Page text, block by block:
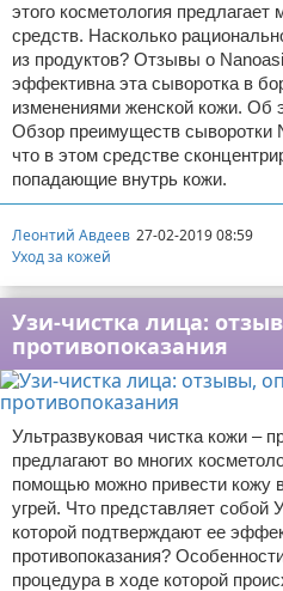
этого косметология
средств. Насколько
из продуктов? Отзывы о
эффективна эта сыворотка в
изменениями женской кожи. Об
Обзор преимуществ сыворотки
что в этом средстве
попадающие внутрь кожи.
Леонтий Авдеев 27-02-2019 08:59
Уход за кожей
Узи-чистка лица:
противопоказания
Ультразвуковая чистка кожи –
предлагают во многих
помощью можно привести кожу
угрей. Что представляет
которой подтверждают ее
противопоказания?
процедура в ходе которой